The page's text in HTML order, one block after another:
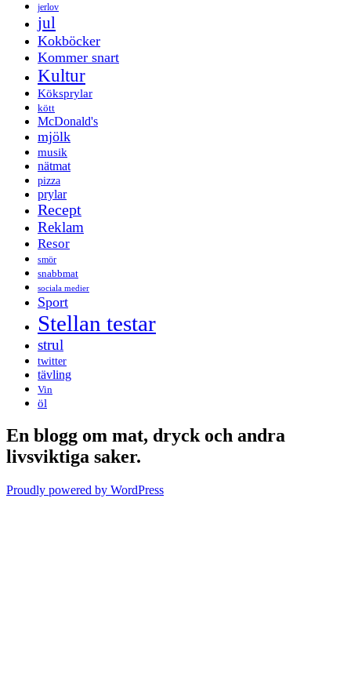
jerlov
jul
Kokböcker
Kommer snart
Kultur
Köksprylar
kött
McDonald's
mjölk
musik
nätmat
pizza
prylar
Recept
Reklam
Resor
smör
snabbmat
sociala medier
Sport
Stellan testar
strul
twitter
tävling
Vin
öl
En blogg om mat, dryck och andra
livsviktiga saker.
Proudly powered by WordPress